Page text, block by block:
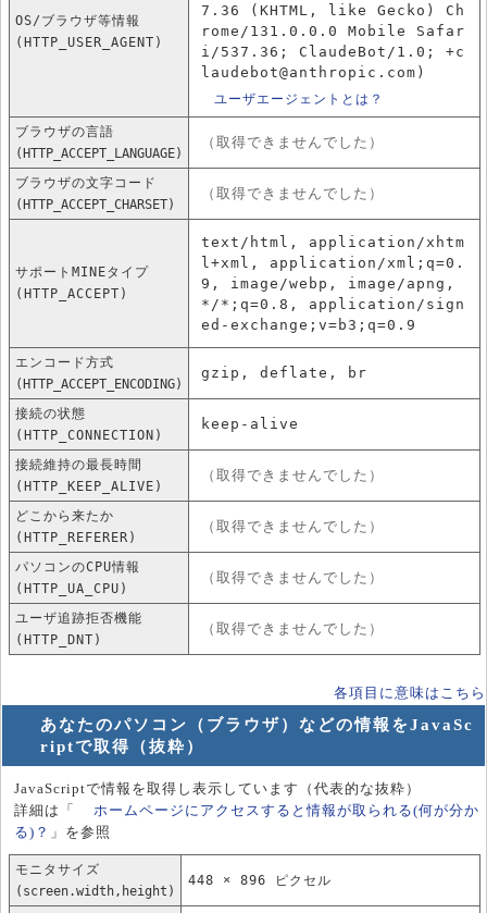
OS/ブラウザ等情報
(HTTP_USER_AGENT)
7.36 (KHTML, like Gecko) Ch
rome/131.0.0.0 Mobile Safar
i/537.36; ClaudeBot/1.0; +c
laudebot@anthropic.com)
ユーザエージェントとは？
ブラウザの言語
(HTTP_ACCEPT_LANGUAGE)
（取得できませんでした）
ブラウザの文字コード
(HTTP_ACCEPT_CHARSET)
（取得できませんでした）
サポートMINEタイプ
(HTTP_ACCEPT)
text/html, application/xhtm
l+xml, application/xml;q=0.
9, image/webp, image/apng,
*/*;q=0.8, application/sign
ed-exchange;v=b3;q=0.9
エンコード方式
(HTTP_ACCEPT_ENCODING)
gzip, deflate, br
接続の状態
(HTTP_CONNECTION)
keep-alive
接続維持の最長時間
(HTTP_KEEP_ALIVE)
（取得できませんでした）
どこから来たか
(HTTP_REFERER)
（取得できませんでした）
パソコンのCPU情報
(HTTP_UA_CPU)
（取得できませんでした）
ユーザ追跡拒否機能
(HTTP_DNT)
（取得できませんでした）
各項目に意味はこちら
あなたのパソコン（ブラウザ）などの情報をJavaSc
riptで取得（抜粋）
JavaScriptで情報を取得し表示しています（代表的な抜粋）
詳細は「
ホームページにアクセスすると情報が取られる(何が分か
る)？ 」を参照
モニタサイズ
(screen.width,height)
448 × 896 ピクセル